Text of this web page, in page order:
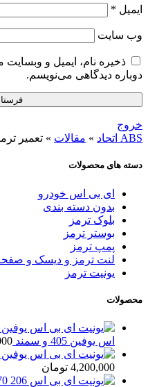
ایمیل *
وب‌ سایت
ذخیره نام، ایمیل و
دوباره دیدگاهی می‌نویسم.
خروج
ABS اتحاد
» مقالات » تعمیر
دسته های محصولات
ای بی اس خودرو
بدون دسته بندی
بلوک ترمز
بوستر ترمز
پمپ ترمز
لنت ترمز و دیسک و
یونیت ترمز
محصولات
اس یوفین 405 و سمند
4,200,000 تومان